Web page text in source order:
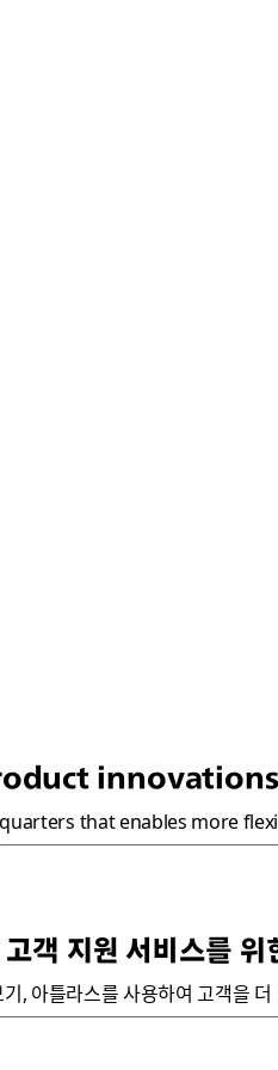
that enables more
고객 지원 서비스를
, 아틀라스를 사용하여 고객을